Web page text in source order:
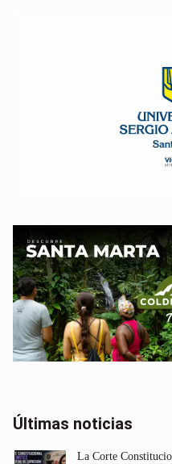
Últimas noticias
La Corte